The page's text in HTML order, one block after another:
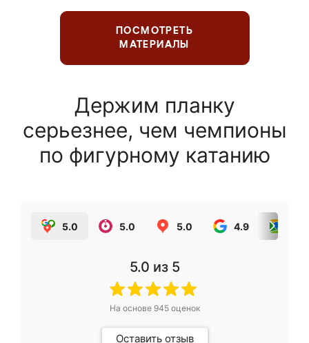
ПОСМОТРЕТЬ
МАТЕРИАЛЫ
Держим планку
серьезнее, чем чемпионы
по фигурному катанию
5.0 5.0 5.0 4.9
5.0 из 5
На основе 945оценок
Оставить отзыв